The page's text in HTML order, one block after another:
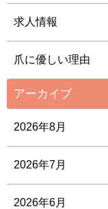
求人情報
爪に優しい理由
アーカイブ
2026年8月
2026年7月
2026年6月